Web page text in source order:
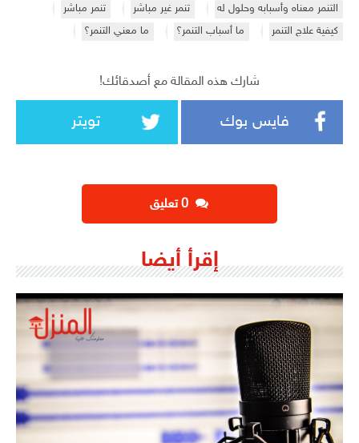
التنمر معناه وأسبابه وحلول له تنمر غير مباشر
تنمر مباشر
كيفية علاج التنمر
ما أسباب التنمر؟ ما معني التنمر؟
شارك هذه المقالة مع أصدقائك!
فايس بوك تويتر
إقرأ أيضا